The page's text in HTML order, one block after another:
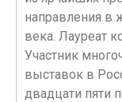
направления в
века. Лауреат
Участник
выставок в
двадцати пяти